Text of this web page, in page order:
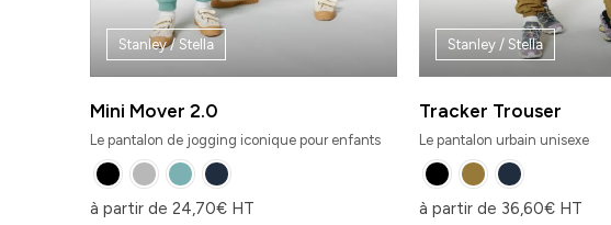
Stanley / Stella
Mini Mover 2.0
Le pantalon de jogging iconique pour enfants
à partir de 24,70€ HT
Stanley / Stella
Tracker Trouser
Le pantalon urbain unisexe
à partir de 36,60€ HT